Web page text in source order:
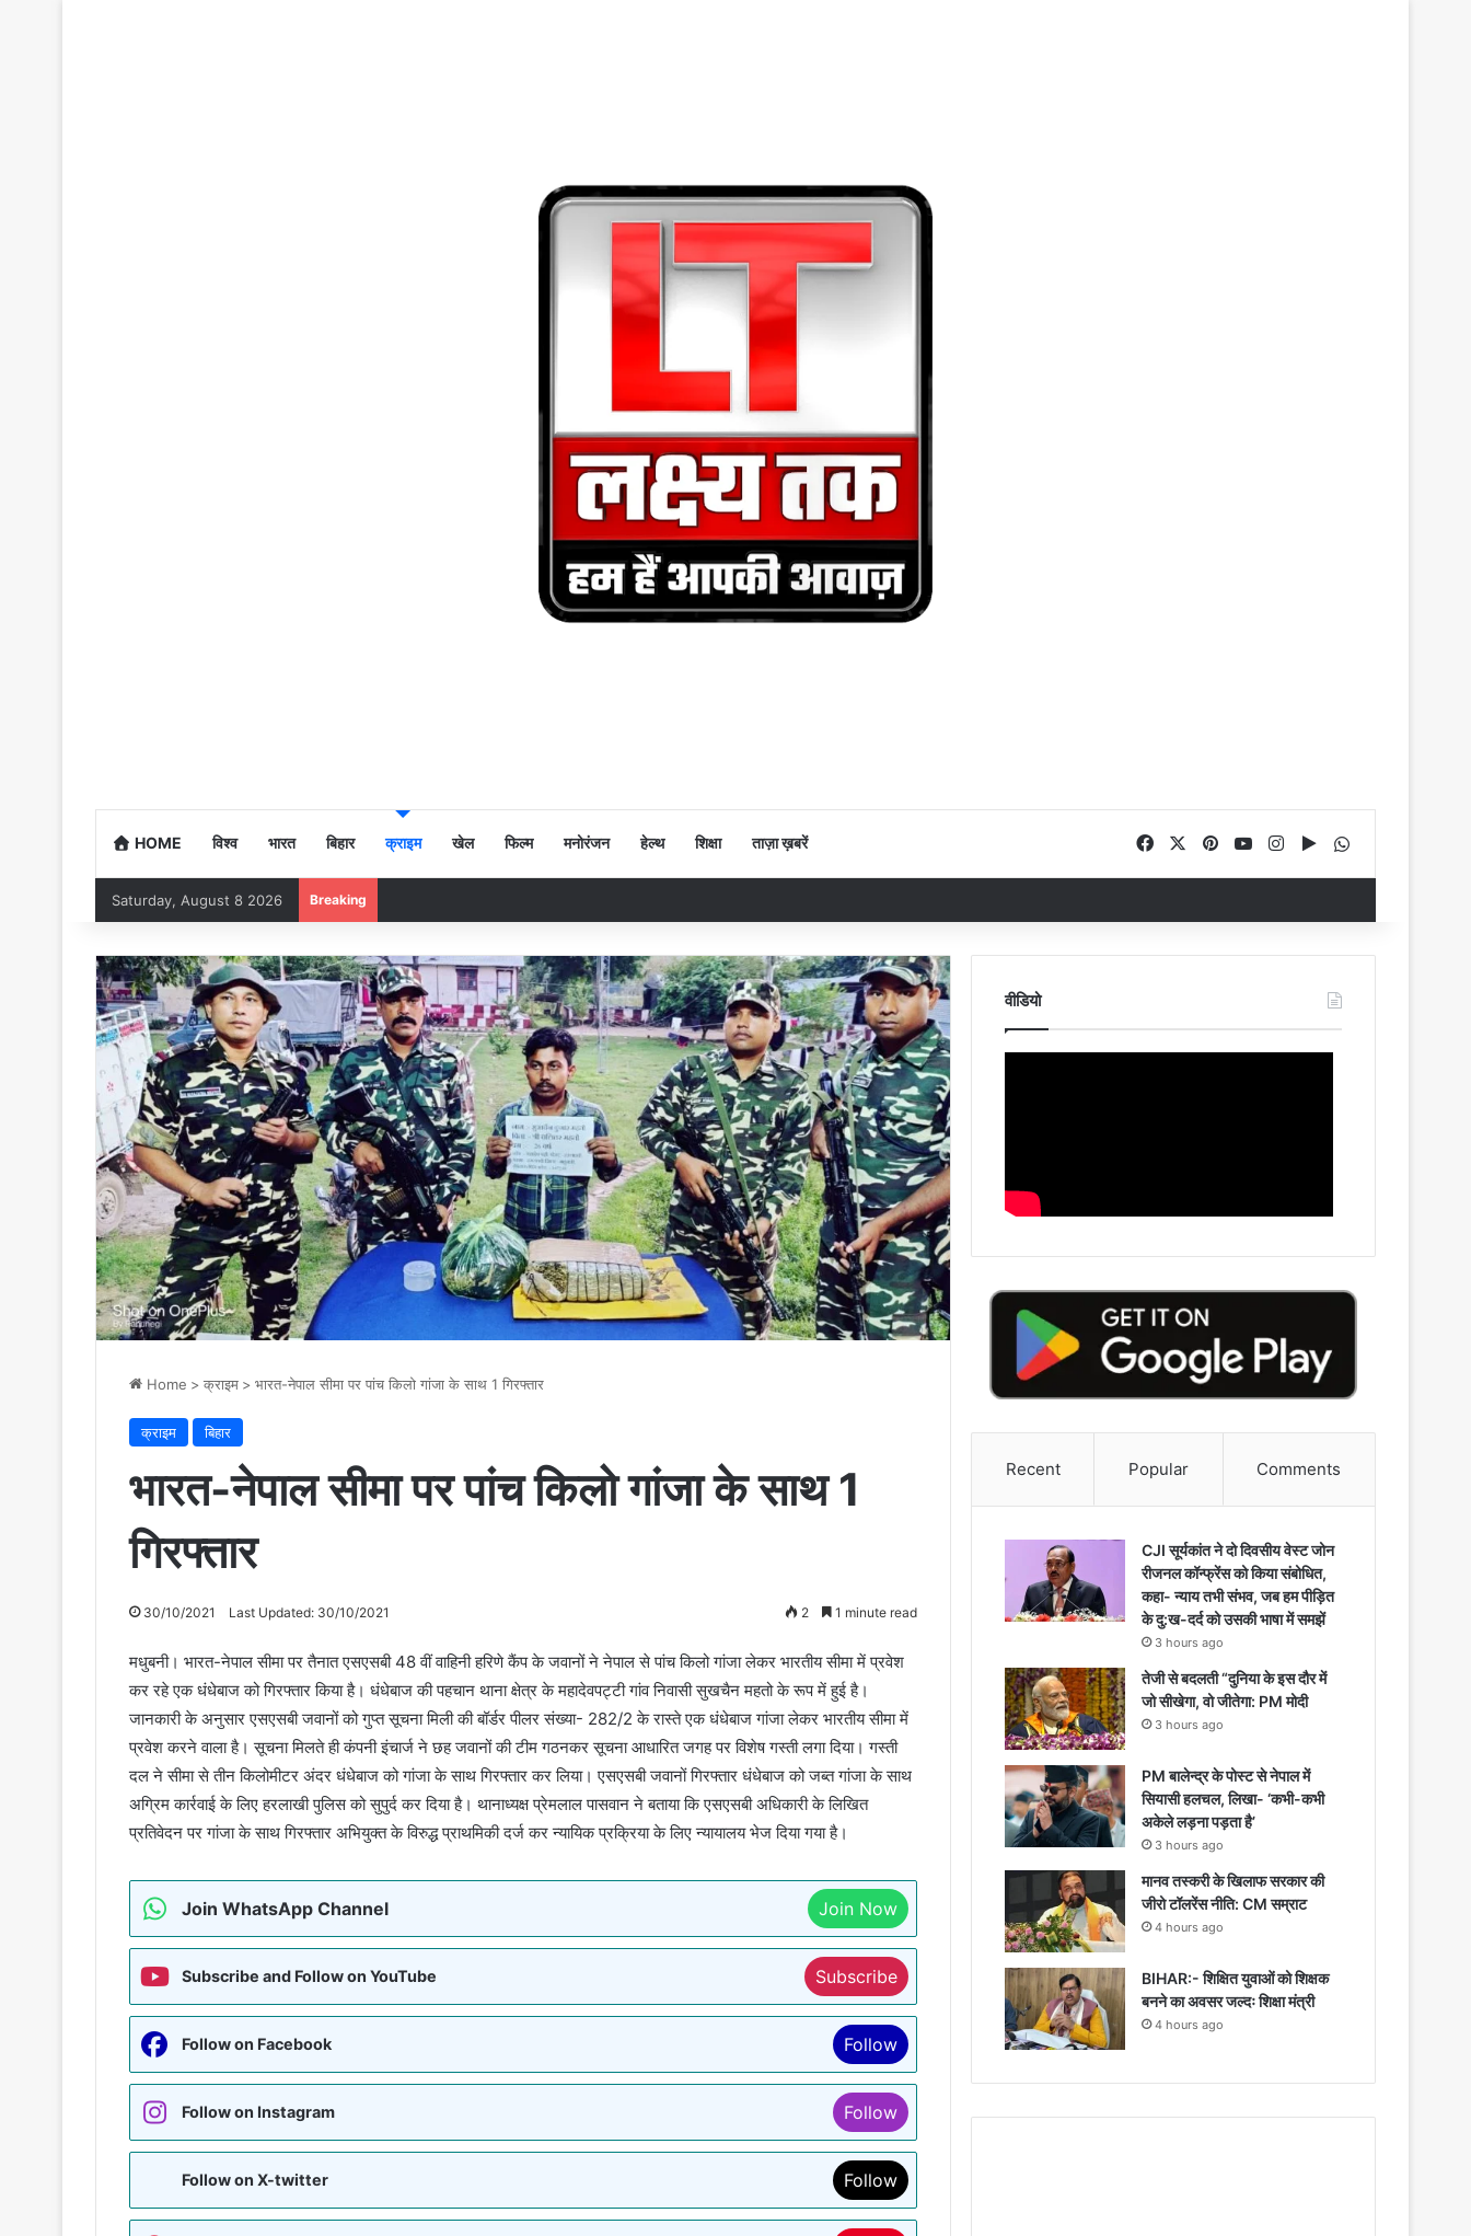
HOME विश्व भारत बिहार क्राइम खेल फिल्म मनोरंजन हेल्थ शिक्षा ताज़ा ख़बरें FacebookPinterestYouTubeInstagram
Google Play
Saturday, August 8 2026 Breaking
Home > क्राइम > भारत-नेपाल सीमा पर पांच किलो गांजा के साथ 1 गिरफ्तार
क्राइम बिहार
भारत-नेपाल सीमा पर पांच किलो गांजा के साथ 1
गिरफ्तार
30/10/2021 Last Updated: 30/10/2021 2 1 minute read
मधुबनी। भारत-नेपाल सीमा पर तैनात एसएसबी 48 वीं वाहिनी हरिणे कैंप के जवानों ने नेपाल से पांच किलो गांजा लेकर भारतीय सीमा में प्रवेश
कर रहे एक धंधेबाज को गिरफ्तार किया है। धंधेबाज की पहचान थाना क्षेत्र के महादेवपट्टी गांव निवासी सुखचैन महतो के रूप में हुई है।
जानकारी के अनुसार एसएसबी जवानों को गुप्त सूचना मिली की बॉर्डर पीलर संख्या- 282/2 के रास्ते एक धंधेबाज गांजा लेकर भारतीय सीमा में
प्रवेश करने वाला है। सूचना मिलते ही कंपनी इंचार्ज ने छह जवानों की टीम गठनकर सूचना आधारित जगह पर विशेष गस्ती लगा दिया। गस्ती
दल ने सीमा से तीन किलोमीटर अंदर धंधेबाज को गांजा के साथ गिरफ्तार कर लिया। एसएसबी जवानों गिरफ्तार धंधेबाज को जब्त गांजा के साथ
अग्रिम कार्रवाई के लिए हरलाखी पुलिस को सुपुर्द कर दिया है। थानाध्यक्ष प्रेमलाल पासवान ने बताया कि एसएसबी अधिकारी के लिखित
प्रतिवेदन पर गांजा के साथ गिरफ्तार अभियुक्त के विरुद्ध प्राथमिकी दर्ज कर न्यायिक प्रक्रिया के लिए न्यायालय भेज दिया गया है।
Join WhatsApp Channel Join Now
Subscribe and Follow on YouTube Subscribe
Follow on Facebook Follow
Follow on Instagram Follow
Follow on X-twitter Follow
वीडियो
Recent Popular Comments
CJI सूर्यकांत ने दो दिवसीय वेस्ट जोन
रीजनल कॉन्फ्रेंस को किया संबोधित,
कहा- न्याय तभी संभव, जब हम पीड़ित
के दु:ख-दर्द को उसकी भाषा में समझें
3 hours ago
तेजी से बदलती “दुनिया के इस दौर में
जो सीखेगा, वो जीतेगा: PM मोदी
3 hours ago
PM बालेन्द्र के पोस्ट से नेपाल में
सियासी हलचल, लिखा- ‘कभी-कभी
अकेले लड़ना पड़ता है’
3 hours ago
मानव तस्करी के खिलाफ सरकार की
जीरो टॉलरेंस नीति: CM सम्राट
4 hours ago
BIHAR:- शिक्षित युवाओं को शिक्षक
बनने का अवसर जल्दः शिक्षा मंत्री
4 hours ago